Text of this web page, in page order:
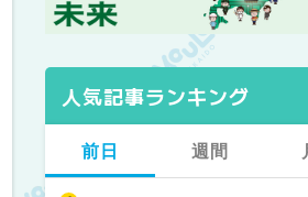
人気記事ランキング
前日 週間